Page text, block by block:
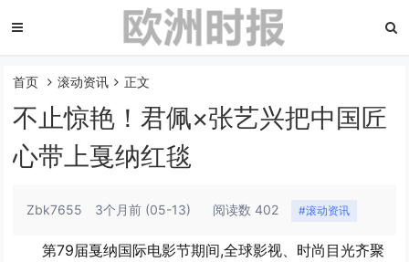
首页 滚动资讯 正文
不止惊艳！君佩×张艺兴把中国匠
心带上戛纳红毯
Zbk7655 3个月前 (05-13) 阅读数 402 #滚动资讯
第79届戛纳国际电影节期间,全球影视、时尚目光齐聚